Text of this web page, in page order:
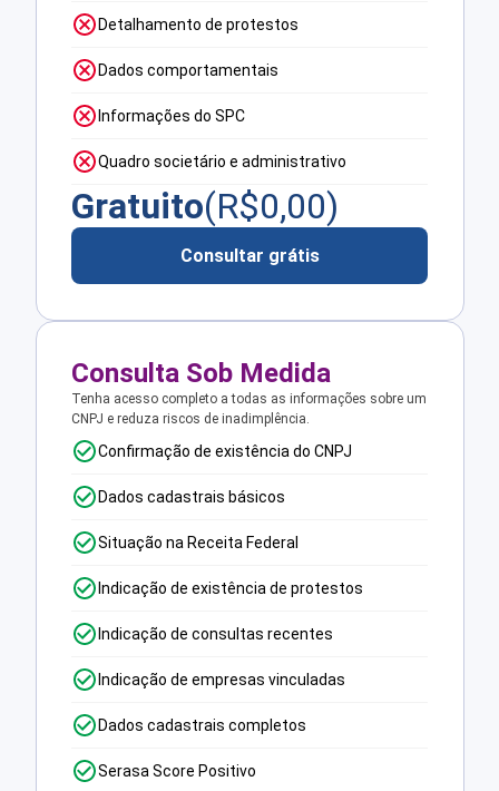
Detalhamento de protestos
Dados comportamentais
Informações do SPC
Quadro societário e administrativo
Gratuito(R$0,00)
Consultar grátis
Consulta Sob Medida
Tenha acesso completo a todas as informações sobre um
CNPJ e reduza riscos de inadimplência.
Confirmação de existência do CNPJ
Dados cadastrais básicos
Situação na Receita Federal
Indicação de existência de protestos
Indicação de consultas recentes
Indicação de empresas vinculadas
Dados cadastrais completos
Serasa Score Positivo